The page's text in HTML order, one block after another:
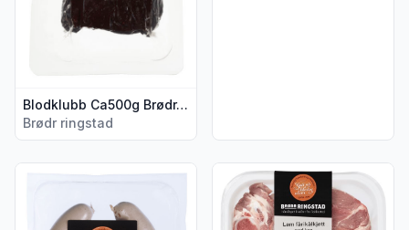
Blodklubb Ca500g Brødr.Ringstad
Brødr ringstad
Vis flere detaljer for produktet "Innmatpølse 400g
Vis flere detaljer for